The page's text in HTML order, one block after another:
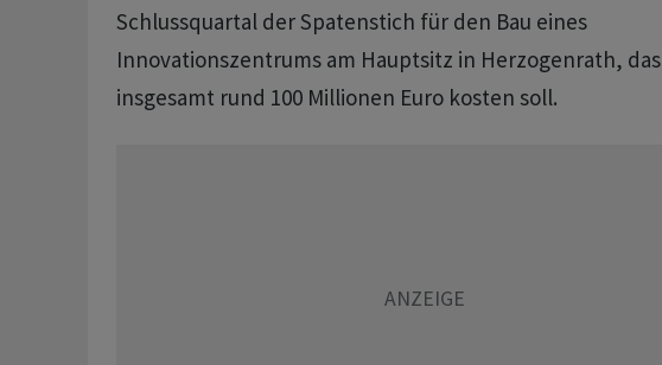
Schlussquartal der Spatenstich für den Bau eines
Innovationszentrums am Hauptsitz in Herzogenrath, das
insgesamt rund 100 Millionen Euro kosten soll.